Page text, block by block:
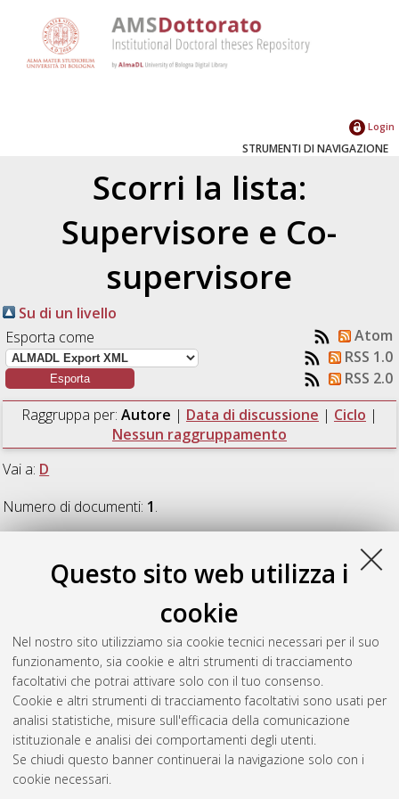
Questo sito web utilizza i
cookie
Nel nostro sito utilizziamo sia cookie tecnici necessari per il suo
funzionamento, sia cookie e altri strumenti di tracciamento
facoltativi che potrai attivare solo con il tuo consenso.
Cookie e altri strumenti di tracciamento facoltativi sono usati per
analisi statistiche, misure sull'efficacia della comunicazione
istituzionale e analisi dei comportamenti degli utenti.
Se chiudi questo banner continuerai la navigazione solo con i
cookie necessari.
Login
STRUMENTI DI NAVIGAZIONE
Scorri la lista:
Supervisore e Co-
supervisore
Su di un livello
Esporta come
Atom
RSS 1.0
RSS 2.0
Raggruppa per: Autore | Data di discussione | Ciclo |
Nessun raggruppamento
Vai a: D
Numero di documenti: 1.
Essays on Asset Trade
thesis], Alma Mater Studiorum Università di Bologna.
Dottorato di ricerca inEconomia, 25 Ciclo. DOI
10.6092/unibo/amsdottorato/6727.
Questa lista e' stata generata il Thu Aug 6 20:45:47 2026
Atom